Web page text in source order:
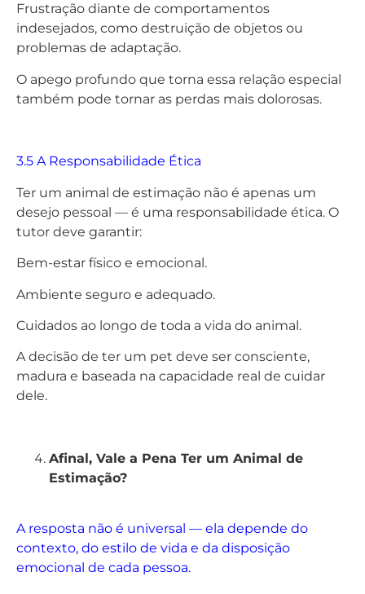
Frustração diante de comportamentos
indesejados, como destruição de objetos ou
problemas de adaptação.
O apego profundo que torna essa relação especial
também pode tornar as perdas mais dolorosas.
3.5 A Responsabilidade Ética
Ter um animal de estimação não é apenas um
desejo pessoal — é uma responsabilidade ética. O
tutor deve garantir:
Bem-estar físico e emocional.
Ambiente seguro e adequado.
Cuidados ao longo de toda a vida do animal.
A decisão de ter um pet deve ser consciente,
madura e baseada na capacidade real de cuidar
dele.
Afinal, Vale a Pena Ter um Animal de
Estimação?
A resposta não é universal — ela depende do
contexto, do estilo de vida e da disposição
emocional de cada pessoa.